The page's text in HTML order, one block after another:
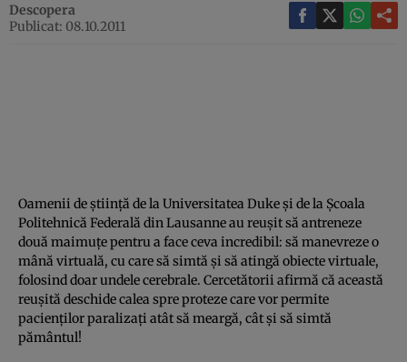
Descopera
Publicat: 08.10.2011
Oamenii de ştiinţă de la Universitatea Duke şi de la Şcoala
Politehnică Federală din Lausanne au reuşit să antreneze
două maimuţe pentru a face ceva incredibil: să manevreze o
mână virtuală, cu care să simtă şi să atingă obiecte virtuale,
folosind doar undele cerebrale. Cercetătorii afirmă că această
reuşită deschide calea spre proteze care vor permite
pacienţilor paralizaţi atât să meargă, cât şi să simtă
pământul!